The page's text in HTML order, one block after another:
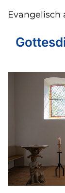
Evangelisch